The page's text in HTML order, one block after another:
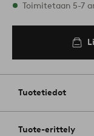
Varastossa
Toimitetaan 5-7
Tuotetiedot
Tuote-erittely